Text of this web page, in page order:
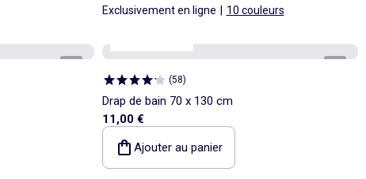
Exclusivement en ligne 10 couleurs
(58)
Drap de bain 70 x 130 cm
11,00 €
Ajouter au panier